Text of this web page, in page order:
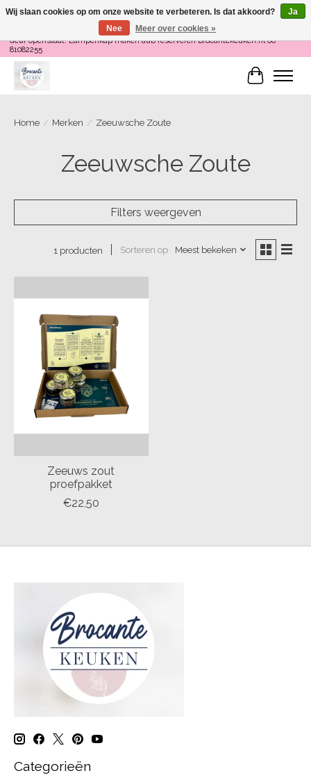
Loop binnen om Servies te Schilderen op do en zaterdag 12-16 uur of als de
deur openstaat! Lampenkap maken aub reserveren Brocantekeuken.nl 06
81082255
Home / Merken / Zeeuwsche Zoute
Zeeuwsche Zoute
Filters weergeven
1 producten Sorteren op Meest bekeken
Zeeuws zout
proefpakket
€22,50
Categorieën
Wij slaan cookies op om onze website te verbeteren. Is dat akkoord?
Ja
Nee
Meer over cookies »